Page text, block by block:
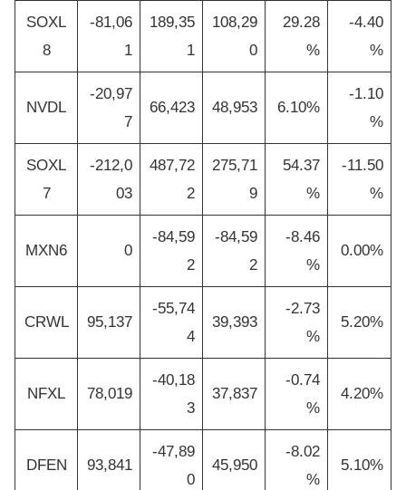
SOXL
8
-81,06
1
189,35
1
108,29
0
29.28
%
-4.40
%
NVDL
-20,97
7
66,423 48,953 6.10%
-1.10
%
SOXL
7
-212,0
03
487,72
2
275,71
9
54.37
%
-11.50
%
MXN6 0
-84,59
2
-84,59
2
-8.46
%
0.00%
CRWL 95,137
-55,74
4
39,393
-2.73
%
5.20%
NFXL 78,019
-40,18
3
37,837
-0.74
%
4.20%
DFEN 93,841
-47,89
0
45,950
-8.02
%
5.10%